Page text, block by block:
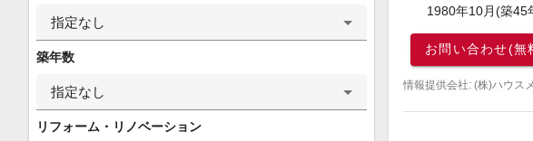
指定なし
築年数
指定なし
リフォーム・リノベーション
1980年10月(築45
お問い合わせ(無
情報提供会社: (株)ハウス